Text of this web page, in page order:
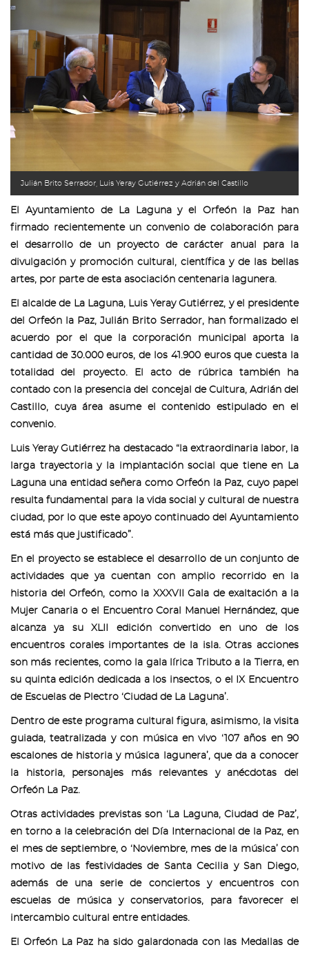
Julián Brito Serrador, Luis Yeray Gutiérrez y Adrián del Castillo
El Ayuntamiento de La Laguna y el Orfeón la Paz han
firmado recientemente un convenio de colaboración para
el desarrollo de un proyecto de carácter anual para la
divulgación y promoción cultural, científica y de las bellas
artes, por parte de esta asociación centenaria lagunera.
El alcalde de La Laguna, Luis Yeray Gutiérrez, y el presidente
del Orfeón la Paz, Julián Brito Serrador, han formalizado el
acuerdo por el que la corporación municipal aporta la
cantidad de 30.000 euros, de los 41.900 euros que cuesta la
totalidad del proyecto. El acto de rúbrica también ha
contado con la presencia del concejal de Cultura, Adrián del
Castillo, cuya área asume el contenido estipulado en el
convenio.
Luis Yeray Gutiérrez ha destacado “la extraordinaria labor, la
larga trayectoria y la implantación social que tiene en La
Laguna una entidad señera como Orfeón la Paz, cuyo papel
resulta fundamental para la vida social y cultural de nuestra
ciudad, por lo que este apoyo continuado del Ayuntamiento
está más que justificado”.
En el proyecto se establece el desarrollo de un conjunto de
actividades que ya cuentan con amplio recorrido en la
historia del Orfeón, como la XXXVII Gala de exaltación a la
Mujer Canaria o el Encuentro Coral Manuel Hernández, que
alcanza ya su XLII edición convertido en uno de los
encuentros corales importantes de la isla. Otras acciones
son más recientes, como la gala lírica Tributo a la Tierra, en
su quinta edición dedicada a los insectos, o el IX Encuentro
de Escuelas de Plectro ‘Ciudad de La Laguna’.
Dentro de este programa cultural figura, asimismo, la visita
guiada, teatralizada y con música en vivo ‘107 años en 90
escalones de historia y música lagunera’, que da a conocer
la historia, personajes más relevantes y anécdotas del
Orfeón La Paz.
Otras actividades previstas son ‘La Laguna, Ciudad de Paz’,
en torno a la celebración del Día Internacional de la Paz, en
el mes de septiembre, o ‘Noviembre, mes de la música’ con
motivo de las festividades de Santa Cecilia y San Diego,
además de una serie de conciertos y encuentros con
escuelas de música y conservatorios, para favorecer el
intercambio cultural entre entidades.
El Orfeón La Paz ha sido galardonada con las Medallas de